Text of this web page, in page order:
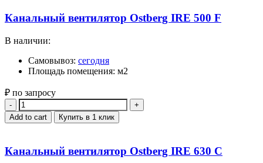
Канальный вентилятор Ostberg IRE 500 F
В наличии:
Самовывоз: сегодня
Площадь помещения: м2
₽ по запросу
Quantity
Add to cart Купить в 1 клик
Канальный вентилятор Ostberg IRE 630 C